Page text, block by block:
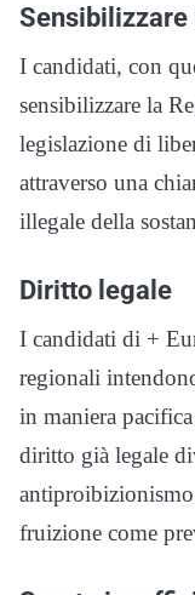
Sensibilizzare
I candidati, con
sensibilizzare la
legislazione di
attraverso una
illegale della
Diritto legale
I candidati di +
regionali
in maniera
diritto già legale
fruizione come